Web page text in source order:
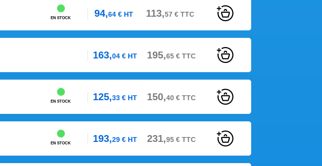
EN STOCK 94,64€HT 113,57 €TTC
163,04€HT 195,65€TTC
EN STOCK 125,33€HT 150,40€TTC
EN STOCK 193,29€HT 231,95€TTC